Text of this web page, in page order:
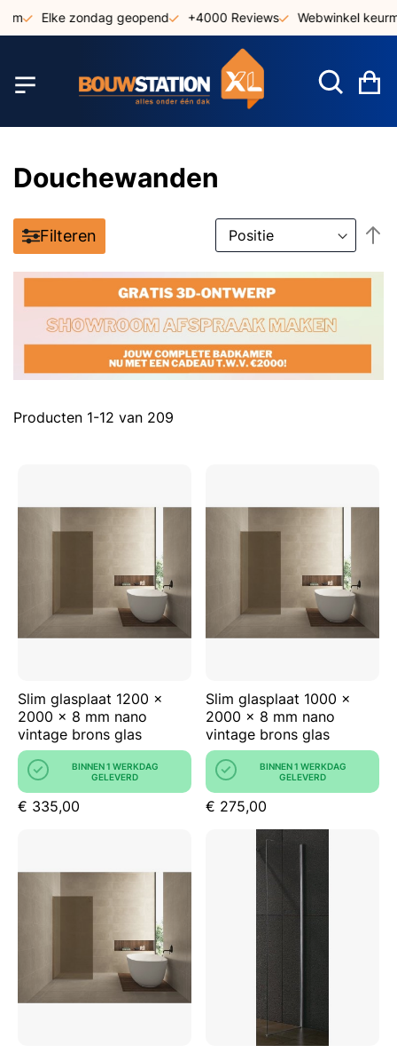
Elke zondag geopend +4000 Reviews Webwinkel keurmerk
Douchewanden
Filteren
Producten 1-12 van 209
Slim glasplaat 1200 x
2000 x 8 mm nano
vintage brons glas
BINNEN 1 WERKDAG
GELEVERD
€ 335,00
Slim glasplaat 1000 x
2000 x 8 mm nano
vintage brons glas
BINNEN 1 WERKDAG
GELEVERD
€ 275,00